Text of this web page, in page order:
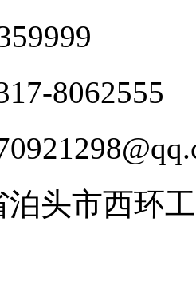
8062555
头市西环